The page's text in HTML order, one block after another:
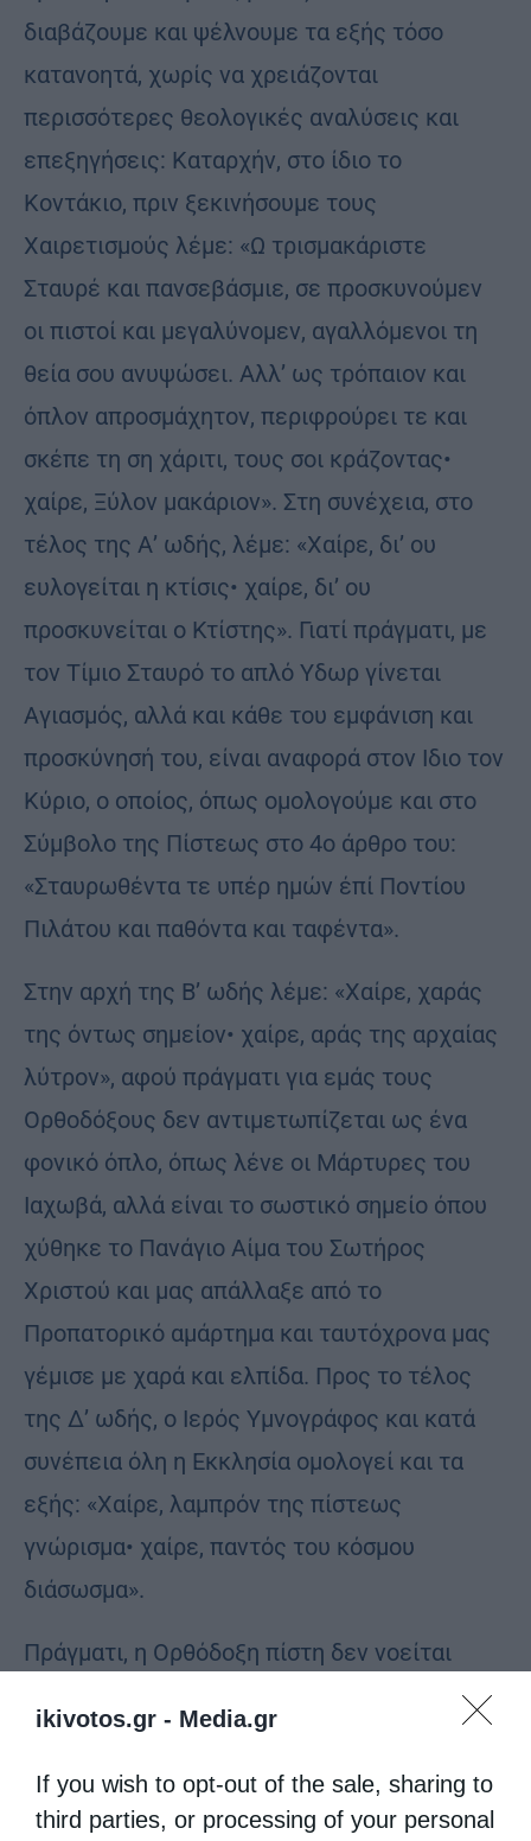
ikivotos.gr - Media.gr
If you wish to opt-out of the sale, sharing to
third parties, or processing of your personal
διαβάζουμε και ψέλνουμε τα εξής τόσο
κατανοητά, χωρίς να χρειάζονται
περισσότερες θεολογικές αναλύσεις και
επεξηγήσεις: Καταρχήν, στο ίδιο το
Κοντάκιο, πριν ξεκινήσουμε τους
Χαιρετισμούς λέμε: «Ω τρισμακάριστε
Σταυρέ και πανσεβάσμιε, σε προσκυνούμεν
οι πιστοί και μεγαλύνομεν, αγαλλόμενοι τη
θεία σου ανυψώσει. Αλλ’ ως τρόπαιον και
όπλον απροσμάχητον, περιφρούρει τε και
σκέπε τη ση χάριτι, τους σοι κράζοντας•
χαίρε, Ξύλον μακάριον». Στη συνέχεια, στο
τέλος της Α’ ωδής, λέμε: «Χαίρε, δι’ ου
ευλογείται η κτίσις• χαίρε, δι’ ου
προσκυνείται ο Κτίστης». Γιατί πράγματι, με
τον Τίμιο Σταυρό το απλό Υδωρ γίνεται
Αγιασμός, αλλά και κάθε του εμφάνιση και
προσκύνησή του, είναι αναφορά στον Ιδιο τον
Κύριο, ο οποίος, όπως ομολογούμε και στο
Σύμβολο της Πίστεως στο 4ο άρθρο του:
«Σταυρωθέντα τε υπέρ ημών έπί Ποντίου
Πιλάτου και παθόντα και ταφέντα».
Στην αρχή της Β’ ωδής λέμε: «Χαίρε, χαράς
της όντως σημείον• χαίρε, αράς της αρχαίας
λύτρον», αφού πράγματι για εμάς τους
Ορθοδόξους δεν αντιμετωπίζεται ως ένα
φονικό όπλο, όπως λένε οι Μάρτυρες του
Ιαχωβά, αλλά είναι το σωστικό σημείο όπου
χύθηκε το Πανάγιο Αίμα του Σωτήρος
Χριστού και μας απάλλαξε από το
Προπατορικό αμάρτημα και ταυτόχρονα μας
γέμισε με χαρά και ελπίδα. Προς το τέλος
της Δ’ ωδής, ο Ιερός Υμνογράφος και κατά
συνέπεια όλη η Εκκλησία ομολογεί και τα
εξής: «Χαίρε, λαμπρόν της πίστεως
γνώρισμα• χαίρε, παντός του κόσμου
διάσωσμα».
Πράγματι, η Ορθόδοξη πίστη δεν νοείται
Θυσίας Του Κυρίου, έως το μέγεθος και το
ύψος της έμπρακτης και θυσιαστικής του
Αγάπης. Δεν νοείται ορθόδοξο ήθος, χωρίς